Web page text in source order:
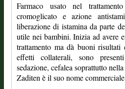
Farmaco usato nel
cromoglicato e azione
liberazione di istamina da parte
utile nei bambini. Inizia ad avere
trattamento ma dà buoni
effetti collaterali, sono
sedazione, cefalea soprattutto
Zaditen è il suo nome